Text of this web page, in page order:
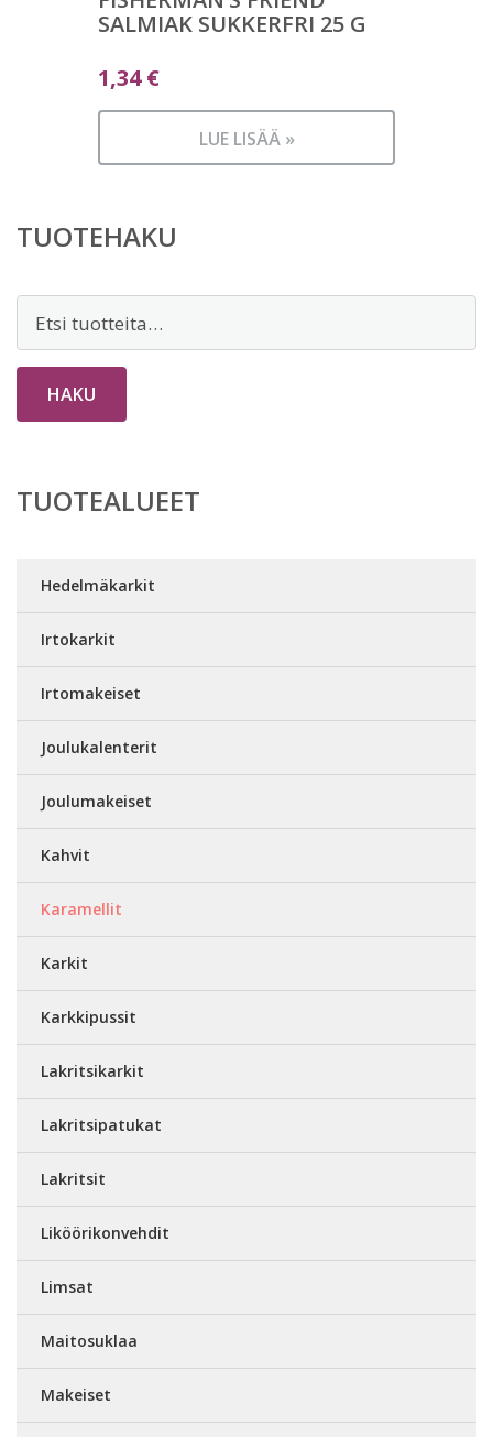
SALMIAK SUKKERFRI 25 G
1,34€
LUE LISÄÄ »
TUOTEHAKU
HAKU
TUOTEALUEET
Hedelmäkarkit
Irtokarkit
Irtomakeiset
Joulukalenterit
Joulumakeiset
Kahvit
Karamellit
Karkit
Karkkipussit
Lakritsikarkit
Lakritsipatukat
Lakritsit
Liköörikonvehdit
Limsat
Maitosuklaa
Makeiset